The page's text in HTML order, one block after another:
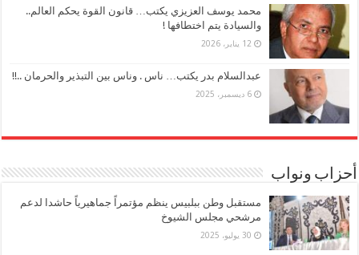
محمد يوسف العزيزي يكتب… قانون القوة يحكم العالم..
والسيادة يتم اختطافها !
12 يناير، 2026
عبدالسلام بدر يكتب… ناس . وناس بين التبذير والحرمان ..!!
6 ديسمبر، 2025
أحزاب ونواب
مستقبل وطن ببلبيس ينظم مؤتمراً جماهيرياً حاشدا لدعم
مرشحي مجلس الشيوخ
30 يوليو، 2025